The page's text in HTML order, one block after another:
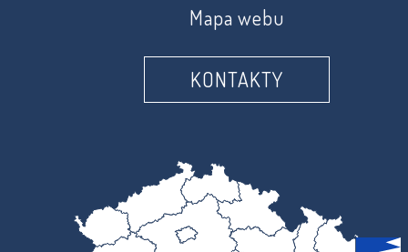
Mapa webu
KONTAKTY